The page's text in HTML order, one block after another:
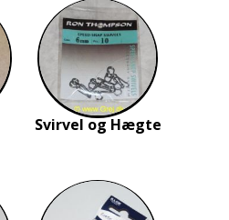
Svirvel og Hægte